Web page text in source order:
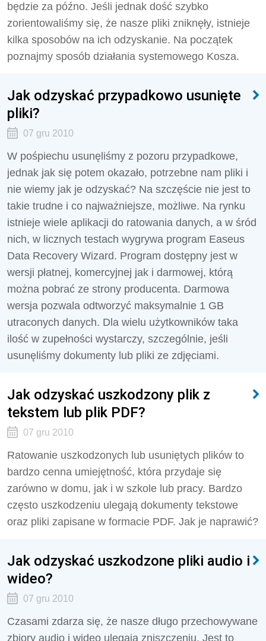
będzie za późno. Jeśli jednak dość szybko
zorientowaliśmy się, że nasze pliki zniknęły, istnieje
kilka sposobów na ich odzyskanie. Na początek
poznajmy sposób działania systemowego Kosza.
Jak odzyskać przypadkowo usunięte
pliki?
07 gru 2010
W pośpiechu usunęliśmy z pozoru przypadkowe,
jednak jak się potem okazało, potrzebne nam pliki i
nie wiemy jak je odzyskać? Na szczęście nie jest to
takie trudne i co najważniejsze, możliwe. Na rynku
istnieje wiele aplikacji do ratowania danych, a w śród
nich, w licznych testach wygrywa program Easeus
Data Recovery Wizard. Program dostępny jest w
wersji płatnej, komercyjnej jak i darmowej, którą
można pobrać ze strony producenta. Darmowa
wersja pozwala odtworzyć maksymalnie 1 GB
utraconych danych. Dla wielu użytkowników taka
ilość w zupełności wystarczy, szczególnie, jeśli
usunęliśmy dokumenty lub pliki ze zdjęciami.
Jak odzyskać uszkodzony plik z
tekstem lub plik PDF?
07 gru 2010
Ratowanie uszkodzonych lub usuniętych plików to
bardzo cenna umiejętność, która przydaje się
zarówno w domu, jak i w szkole lub pracy. Bardzo
często uszkodzeniu ulegają dokumenty tekstowe
oraz pliki zapisane w formacie PDF. Jak je naprawić?
Jak odzyskać uszkodzone pliki audio i
wideo?
07 gru 2010
Czasami zdarza się, że nasze długo przechowywane
zbiory audio i wideo ulegają zniszczeniu. Jest to